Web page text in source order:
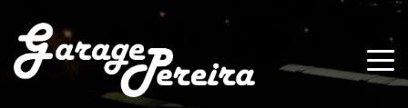
Paramètres avancés des cookies